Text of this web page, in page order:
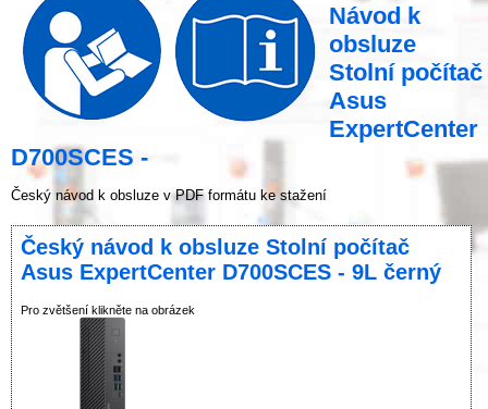
Návod k
obsluze
Stolní počítač
Asus
ExpertCenter
D700SCES -
Český návod k obsluze v PDF formátu ke stažení
Český návod k obsluze Stolní počítač
Asus ExpertCenter D700SCES - 9L černý
Pro zvětšení klikněte na obrázek